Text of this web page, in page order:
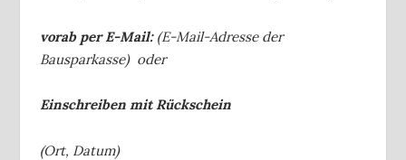
vorab per E-Mail: (E-Mail-Adresse der
Bausparkasse) oder
Einschreiben mit Rückschein
(Ort, Datum)